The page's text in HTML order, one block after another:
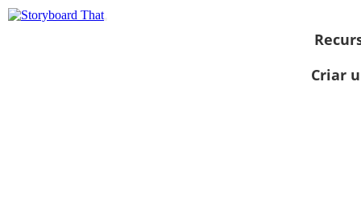
Criar